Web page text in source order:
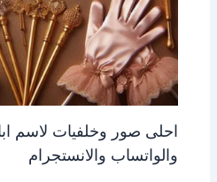
احلى صور وخلفيات لاسم
والواتساب والانستجرام